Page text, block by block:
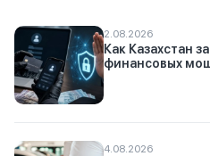
2.08.2026
Как Казахстан
финансовых
4.08.2026